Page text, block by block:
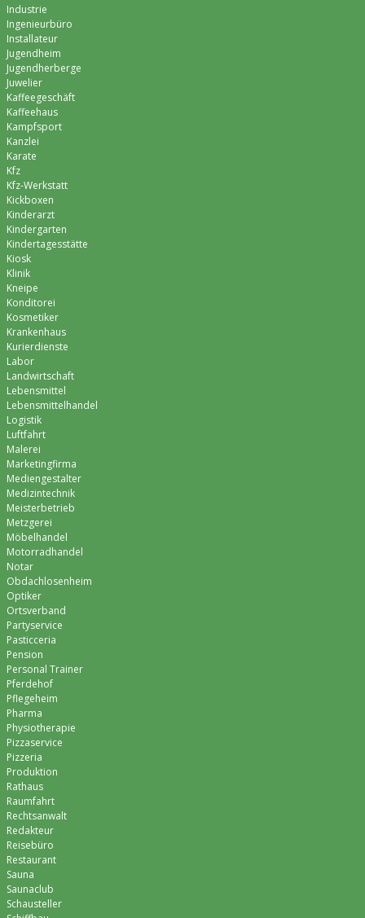
Industrie
Ingenieurbüro
Installateur
Jugendheim
Jugendherberge
Juwelier
Kaffeegeschäft
Kaffeehaus
Kampfsport
Kanzlei
Karate
Kfz
Kfz-Werkstatt
Kickboxen
Kinderarzt
Kindergarten
Kindertagesstätte
Kiosk
Klinik
Kneipe
Konditorei
Kosmetiker
Krankenhaus
Kurierdienste
Labor
Landwirtschaft
Lebensmittel
Lebensmittelhandel
Logistik
Luftfahrt
Malerei
Marketingfirma
Mediengestalter
Medizintechnik
Meisterbetrieb
Metzgerei
Möbelhandel
Motorradhandel
Notar
Obdachlosenheim
Optiker
Ortsverband
Partyservice
Pasticceria
Pension
Personal Trainer
Pferdehof
Pflegeheim
Pharma
Physiotherapie
Pizzaservice
Pizzeria
Produktion
Rathaus
Raumfahrt
Rechtsanwalt
Redakteur
Reisebüro
Restaurant
Sauna
Saunaclub
Schausteller